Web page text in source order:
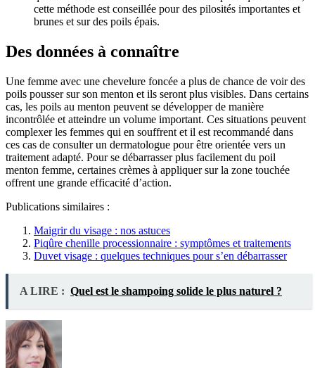
cette méthode est conseillée pour des pilosités importantes et
brunes et sur des poils épais.
Des données à connaître
Une femme avec une chevelure foncée a plus de chance de voir des
poils pousser sur son menton et ils seront plus visibles. Dans certains
cas, les poils au menton peuvent se développer de manière
incontrôlée et atteindre un volume important. Ces situations peuvent
complexer les femmes qui en souffrent et il est recommandé dans
ces cas de consulter un dermatologue pour être orientée vers un
traitement adapté. Pour se débarrasser plus facilement du poil
menton femme, certaines crèmes à appliquer sur la zone touchée
offrent une grande efficacité d’action.
Publications similaires :
Maigrir du visage : nos astuces
Piqûre chenille processionnaire : symptômes et traitements
Duvet visage : quelques techniques pour s’en débarrasser
A LIRE : Quel est le shampoing solide le plus naturel ?